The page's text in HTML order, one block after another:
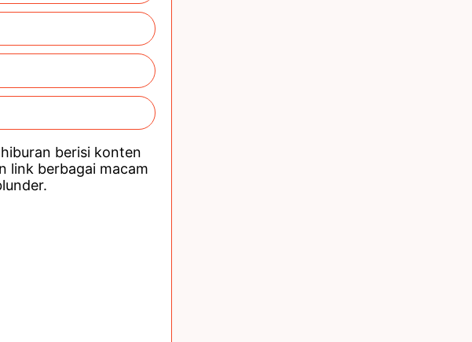
berisi konten
link berbagai macam